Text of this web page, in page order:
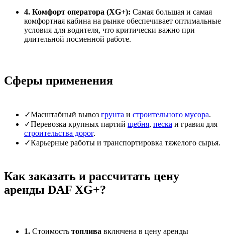
4. Комфорт оператора (XG+): Самая большая и самая
комфортная кабина на рынке обеспечивает оптимальные
условия для водителя, что критически важно при
длительной посменной работе.
Сферы применения
✓Масштабный вывоз грунта и строительного мусора.
✓Перевозка крупных партий щебня, песка и гравия для
строительства дорог.
✓Карьерные работы и транспортировка тяжелого сырья.
Как заказать и рассчитать цену
аренды DAF XG+?
1. Стоимость топлива включена в цену аренды